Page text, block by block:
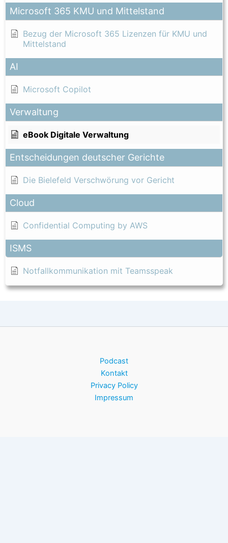
Microsoft 365 KMU und Mittelstand
Bezug der Microsoft 365 Lizenzen für KMU und
Mittelstand
AI
Microsoft Copilot
Verwaltung
eBook Digitale Verwaltung
Entscheidungen deutscher Gerichte
Die Bielefeld Verschwörung vor Gericht
Cloud
Confidential Computing by AWS
ISMS
Notfallkommunikation mit Teamsspeak
Podcast
Kontakt
Privacy Policy
Impressum